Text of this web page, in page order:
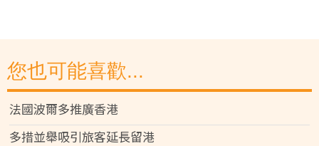
您也可能喜歡...
法國波爾多推廣香港
多措並舉吸引旅客延長留港